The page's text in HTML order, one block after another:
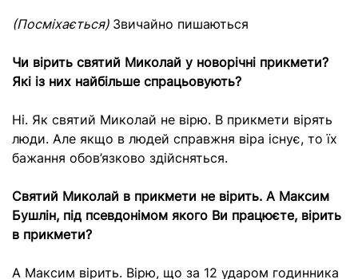
(Посміхається) Звичайно пишаються
Чи вірить святий Миколай у новорічні прикмети?
Які із них найбільше спрацьовують?
Ні. Як святий Миколай не вірю. В прикмети вірять
люди. Але якщо в людей справжня віра існує, то їх
бажання обов’язково здійсняться.
Святий Миколай в прикмети не вірить. А Максим
Бушлін, під псевдонімом якого Ви працюєте, вірить
в прикмети?
А Максим вірить. Вірю, що за 12 ударом годинника